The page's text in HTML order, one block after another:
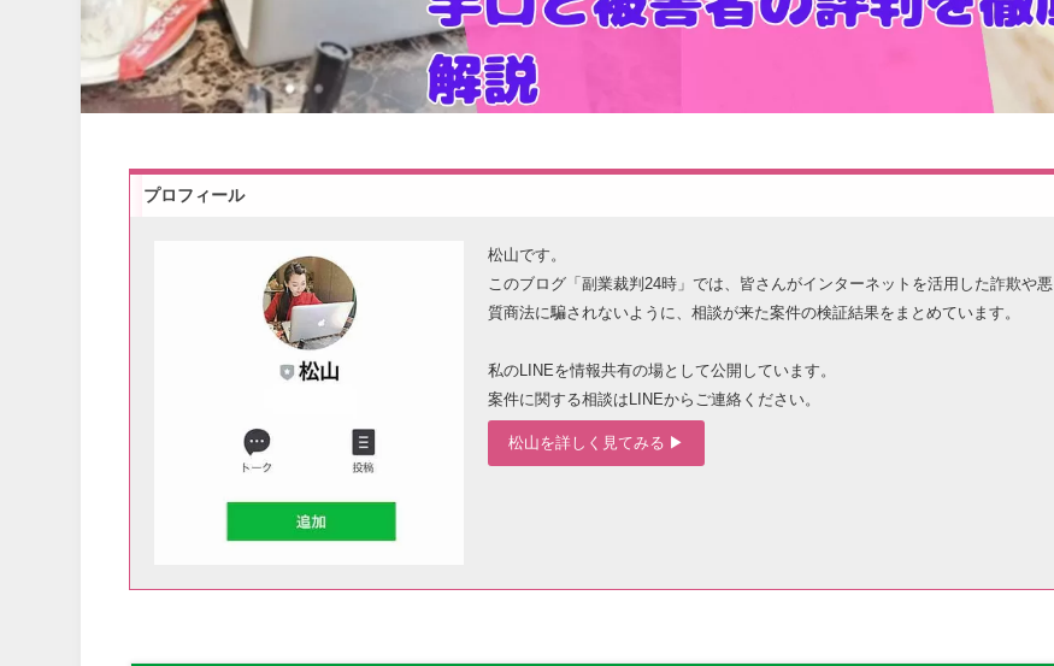
プロフィール
松山です。
このブログ「副業裁判24時」では、皆さんがインターネットを活用した詐欺や悪
質商法に騙されないように、相談が来た案件の検証結果をまとめています。
私のLINEを情報共有の場として公開しています。
案件に関する相談はLINEからご連絡ください。
松山を詳しく見てみる ▶︎